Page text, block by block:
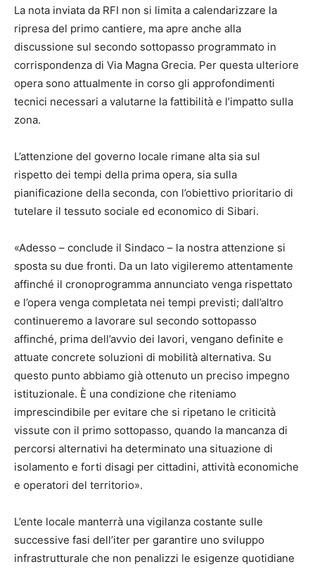
La nota inviata da RFI non si limita a calendarizzare la
ripresa del primo cantiere, ma apre anche alla
discussione sul secondo sottopasso programmato in
corrispondenza di Via Magna Grecia. Per questa ulteriore
opera sono attualmente in corso gli approfondimenti
tecnici necessari a valutarne la fattibilità e l’impatto sulla
zona.
L’attenzione del governo locale rimane alta sia sul
rispetto dei tempi della prima opera, sia sulla
pianificazione della seconda, con l’obiettivo prioritario di
tutelare il tessuto sociale ed economico di Sibari.
«Adesso – conclude il Sindaco – la nostra attenzione si
sposta su due fronti. Da un lato vigileremo attentamente
affinché il cronoprogramma annunciato venga rispettato
e l’opera venga completata nei tempi previsti; dall’altro
continueremo a lavorare sul secondo sottopasso
affinché, prima dell’avvio dei lavori, vengano definite e
attuate concrete soluzioni di mobilità alternativa. Su
questo punto abbiamo già ottenuto un preciso impegno
istituzionale. È una condizione che riteniamo
imprescindibile per evitare che si ripetano le criticità
vissute con il primo sottopasso, quando la mancanza di
percorsi alternativi ha determinato una situazione di
isolamento e forti disagi per cittadini, attività economiche
e operatori del territorio».
L’ente locale manterrà una vigilanza costante sulle
successive fasi dell’iter per garantire uno sviluppo
infrastrutturale che non penalizzi le esigenze quotidiane